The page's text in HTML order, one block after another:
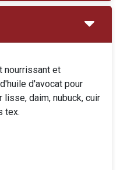
nourrissant et
d'avocat pour
daim, nubuck, cuir
tex.